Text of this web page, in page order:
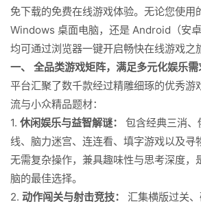
免下载的免费在线游戏体验。无论您使用
Windows 桌面电脑，还是 Android（安卓
均可通过浏览器一键开启畅快在线游戏之
一、 全品类游戏矩阵，满足多元化娱乐需
平台汇聚了数千款经过精雕细琢的优秀游
流与小众精品题材：
1. 休闲娱乐与益智解谜：
包含经典三消、
线、脑力迷宫、连连看、填字游戏以及寻
无需复杂操作，兼具趣味性与思考深度，
脑的最佳选择。
2. 动作闯关与射击竞技：
汇集横版过关